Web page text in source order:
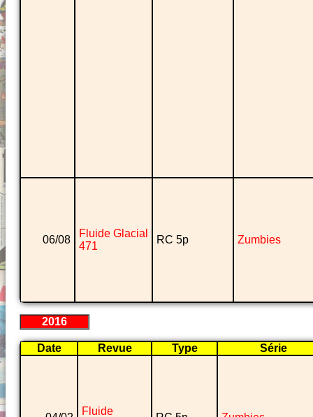
06/08
Fluide Glacial
471
RC 5p Zumbies
2016
Date Revue Type Série
Fluide